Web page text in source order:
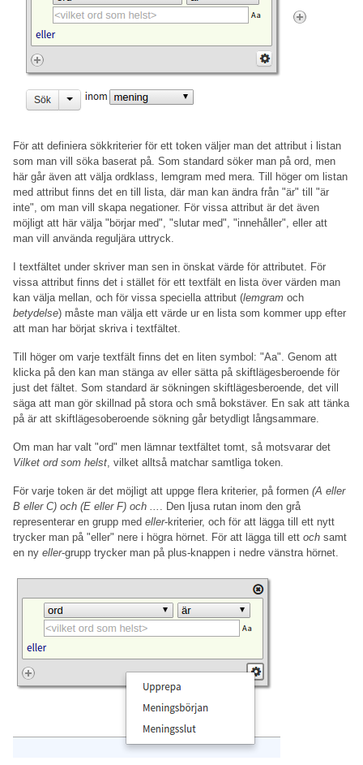
För att definiera sökkriterier för ett token väljer man det attribut i listan
som man vill söka baserat på. Som standard söker man på ord, men
här går även att välja ordklass, lemgram med mera. Till höger om listan
med attribut finns det en till lista, där man kan ändra från "är" till "är
inte", om man vill skapa negationer. För vissa attribut är det även
möjligt att här välja "börjar med", "slutar med", "innehåller", eller att
man vill använda reguljära uttryck.
I textfältet under skriver man sen in önskat värde för attributet. För
vissa attribut finns det i stället för ett textfält en lista över värden man
kan välja mellan, och för vissa speciella attribut (lemgram och
betydelse) måste man välja ett värde ur en lista som kommer upp efter
att man har börjat skriva i textfältet.
Till höger om varje textfält finns det en liten symbol: "Aa". Genom att
klicka på den kan man stänga av eller sätta på skiftlägesberoende för
just det fältet. Som standard är sökningen skiftlägesberoende, det vill
säga att man gör skillnad på stora och små bokstäver. En sak att tänka
på är att skiftlägesoberoende sökning går betydligt långsammare.
Om man har valt "ord" men lämnar textfältet tomt, så motsvarar det
Vilket ord som helst , vilket alltså matchar samtliga token.
För varje token är det möjligt att uppge flera kriterier, på formen (A eller
B eller C) och (E eller F) och ...
. Den ljusa rutan inom den grå
representerar en grupp med eller-kriterier, och för att lägga till ett nytt
trycker man på "eller" nere i högra hörnet. För att lägga till ett och samt
en ny eller-grupp trycker man på plus-knappen i nedre vänstra hörnet.